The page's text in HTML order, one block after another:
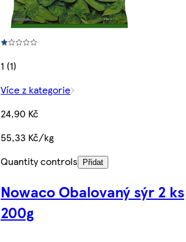
1 (1)
Více z kategorie
24,90 Kč
55,33 Kč/kg
Quantity controls
Přidat
Nowaco Obalovaný sýr 2 ks
200g